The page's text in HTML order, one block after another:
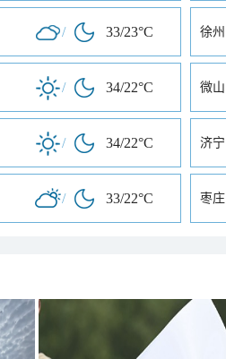
/ 33/23°C 徐州
/ 34/22°C 微山
/ 34/22°C 济宁
/ 33/22°C 枣庄